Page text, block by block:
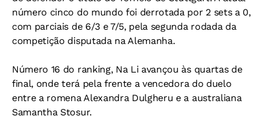
número cinco do mundo foi derrotada por 2 sets a 0,
com parciais de 6/3 e 7/5, pela segunda rodada da
competição disputada na Alemanha.
Número 16 do ranking, Na Li avançou às quartas de
final, onde terá pela frente a vencedora do duelo
entre a romena Alexandra Dulgheru e a australiana
Samantha Stosur.